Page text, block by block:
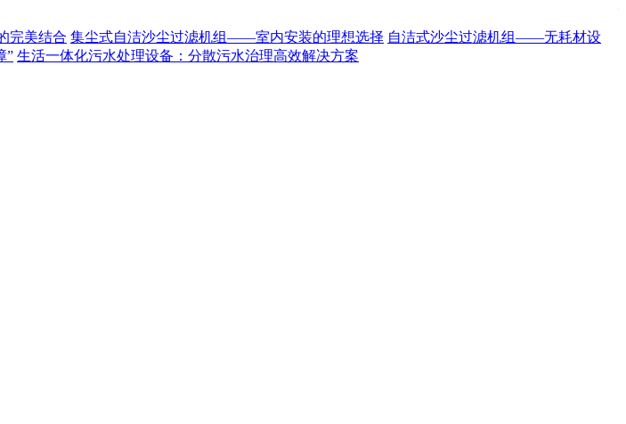
完美结合 集尘式自洁沙尘过滤机组——室内安装的理想选择 自洁式沙尘过滤机组——无耗材设
” 生活一体化污水处理设备：分散污水治理高效解决方案